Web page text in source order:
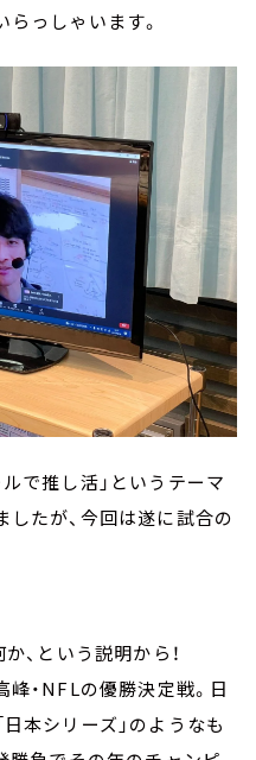
っしゃいます。
で推し活」というテーマ
たが、今回は遂に試合の
、という説明から！
・NFLの優勝決定戦。日
本シリーズ」のようなも